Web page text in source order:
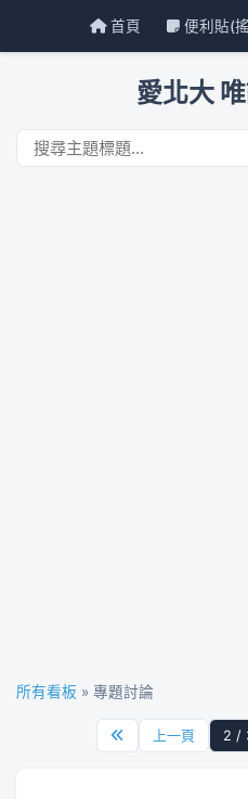
首頁 便利貼(
愛北大
所有看板 » 專題討論
上一頁 2 /